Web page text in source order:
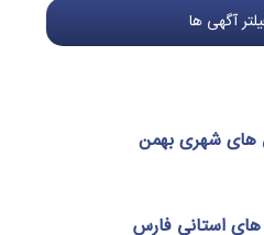
آگهی ها
های شهری بهمن
استانی فارس